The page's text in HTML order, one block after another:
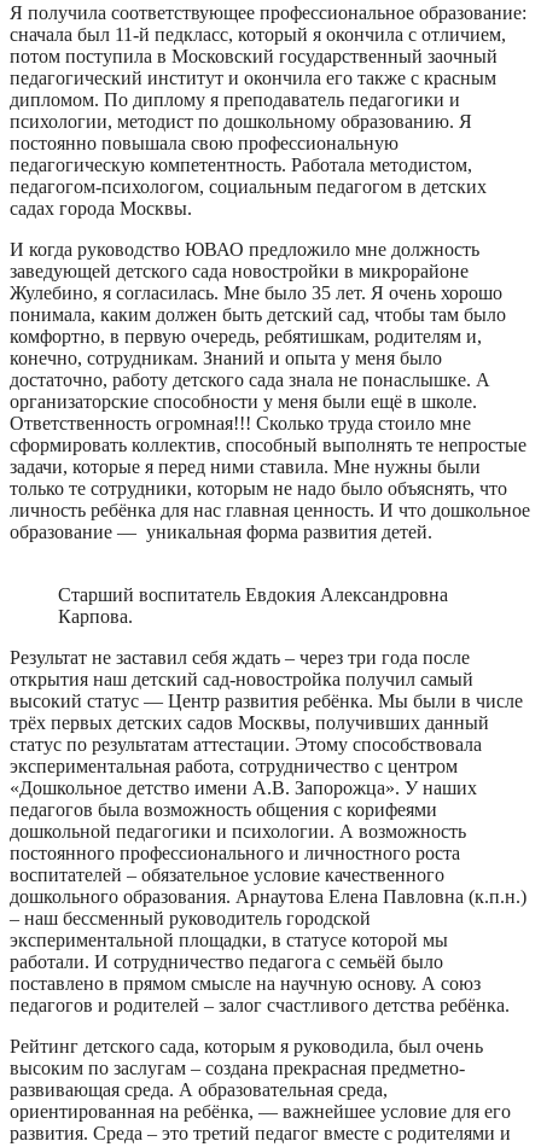
Я получила соответствующее профессиональное образование:
сначала был 11-й педкласс, который я окончила с отличием,
потом поступила в Московский государственный заочный
педагогический институт и окончила его также с красным
дипломом. По диплому я преподаватель педагогики и
психологии, методист по дошкольному образованию. Я
постоянно повышала свою профессиональную
педагогическую компетентность. Работала методистом,
педагогом-психологом, социальным педагогом в детских
садах города Москвы.
И когда руководство ЮВАО предложило мне должность
заведующей детского сада новостройки в микрорайоне
Жулебино, я согласилась. Мне было 35 лет. Я очень хорошо
понимала, каким должен быть детский сад, чтобы там было
комфортно, в первую очередь, ребятишкам, родителям и,
конечно, сотрудникам. Знаний и опыта у меня было
достаточно, работу детского сада знала не понаслышке. А
организаторские способности у меня были ещё в школе.
Ответственность огромная!!! Сколько труда стоило мне
сформировать коллектив, способный выполнять те непростые
задачи, которые я перед ними ставила. Мне нужны были
только те сотрудники, которым не надо было объяснять, что
личность ребёнка для нас главная ценность. И что дошкольное
образование — уникальная форма развития детей.
Старший воспитатель Евдокия Александровна
Карпова.
Результат не заставил себя ждать – через три года после
открытия наш детский сад-новостройка получил самый
высокий статус — Центр развития ребёнка. Мы были в числе
трёх первых детских садов Москвы, получивших данный
статус по результатам аттестации. Этому способствовала
экспериментальная работа, сотрудничество с центром
«Дошкольное детство имени А.В. Запорожца». У наших
педагогов была возможность общения с корифеями
дошкольной педагогики и психологии. А возможность
постоянного профессионального и личностного роста
воспитателей – обязательное условие качественного
дошкольного образования. Арнаутова Елена Павловна (к.п.н.)
– наш бессменный руководитель городской
экспериментальной площадки, в статусе которой мы
работали. И сотрудничество педагога с семьёй было
поставлено в прямом смысле на научную основу. А союз
педагогов и родителей – залог счастливого детства ребёнка.
Рейтинг детского сада, которым я руководила, был очень
высоким по заслугам – создана прекрасная предметно-
развивающая среда. А образовательная среда,
ориентированная на ребёнка, — важнейшее условие для его
развития. Среда – это третий педагог вместе с родителями и